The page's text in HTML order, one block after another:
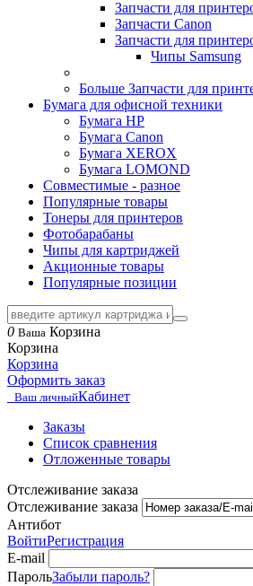
Запчасти для
Запчасти Canon
Запчасти для
Чипы Samsung
Больше Запчасти для
Бумага для офисной техники
Бумага HP
Бумага Canon
Бумага XEROX
Бумага LOMOND
Совместимые - разное
Популярные товары
Тонеры для принтеров
Фотобарабаны
Чипы для картриджей
Акционные товары
Популярные позиции
0 Ваша Корзина
Корзина
Корзина
Оформить заказ
Ваш личныйКабинет
Заказы
Список сравнения
Отложенные товары
Отслеживание заказа
Отслеживание заказа
Антибот
ВойтиРегистрация
E-mail
ПарольЗабыли пароль?